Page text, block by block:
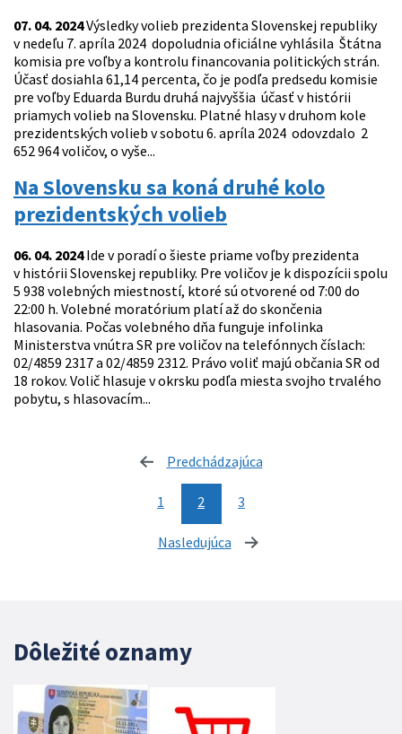
07. 04. 2024Výsledky volieb prezidenta Slovenskej republiky
v nedeľu 7. apríla 2024 dopoludnia oficiálne vyhlásila Štátna
komisia pre voľby a kontrolu financovania politických strán.
Účasť dosiahla 61,14 percenta, čo je podľa predsedu komisie
pre voľby Eduarda Burdu druhá najvyššia účasť v histórii
priamych volieb na Slovensku. Platné hlasy v druhom kole
prezidentských volieb v sobotu 6. apríla 2024 odovzdalo 2
652 964 voličov, o vyše...
Na Slovensku sa koná druhé kolo
prezidentských volieb
06. 04. 2024Ide v poradí o šieste priame voľby prezidenta
v histórii Slovenskej republiky. Pre voličov je k dispozícii spolu
5 938 volebných miestností, ktoré sú otvorené od 7:00 do
22:00 h. Volebné moratórium platí až do skončenia
hlasovania. Počas volebného dňa funguje infolinka
Ministerstva vnútra SR pre voličov na telefónnych číslach:
02/4859 2317 a 02/4859 2312. Právo voliť majú občania SR od
18 rokov. Volič hlasuje v okrsku podľa miesta svojho trvalého
pobytu, s hlasovacím...
Predchádzajúca
1 2 3
Nasledujúca stránka
Dôležité oznamy